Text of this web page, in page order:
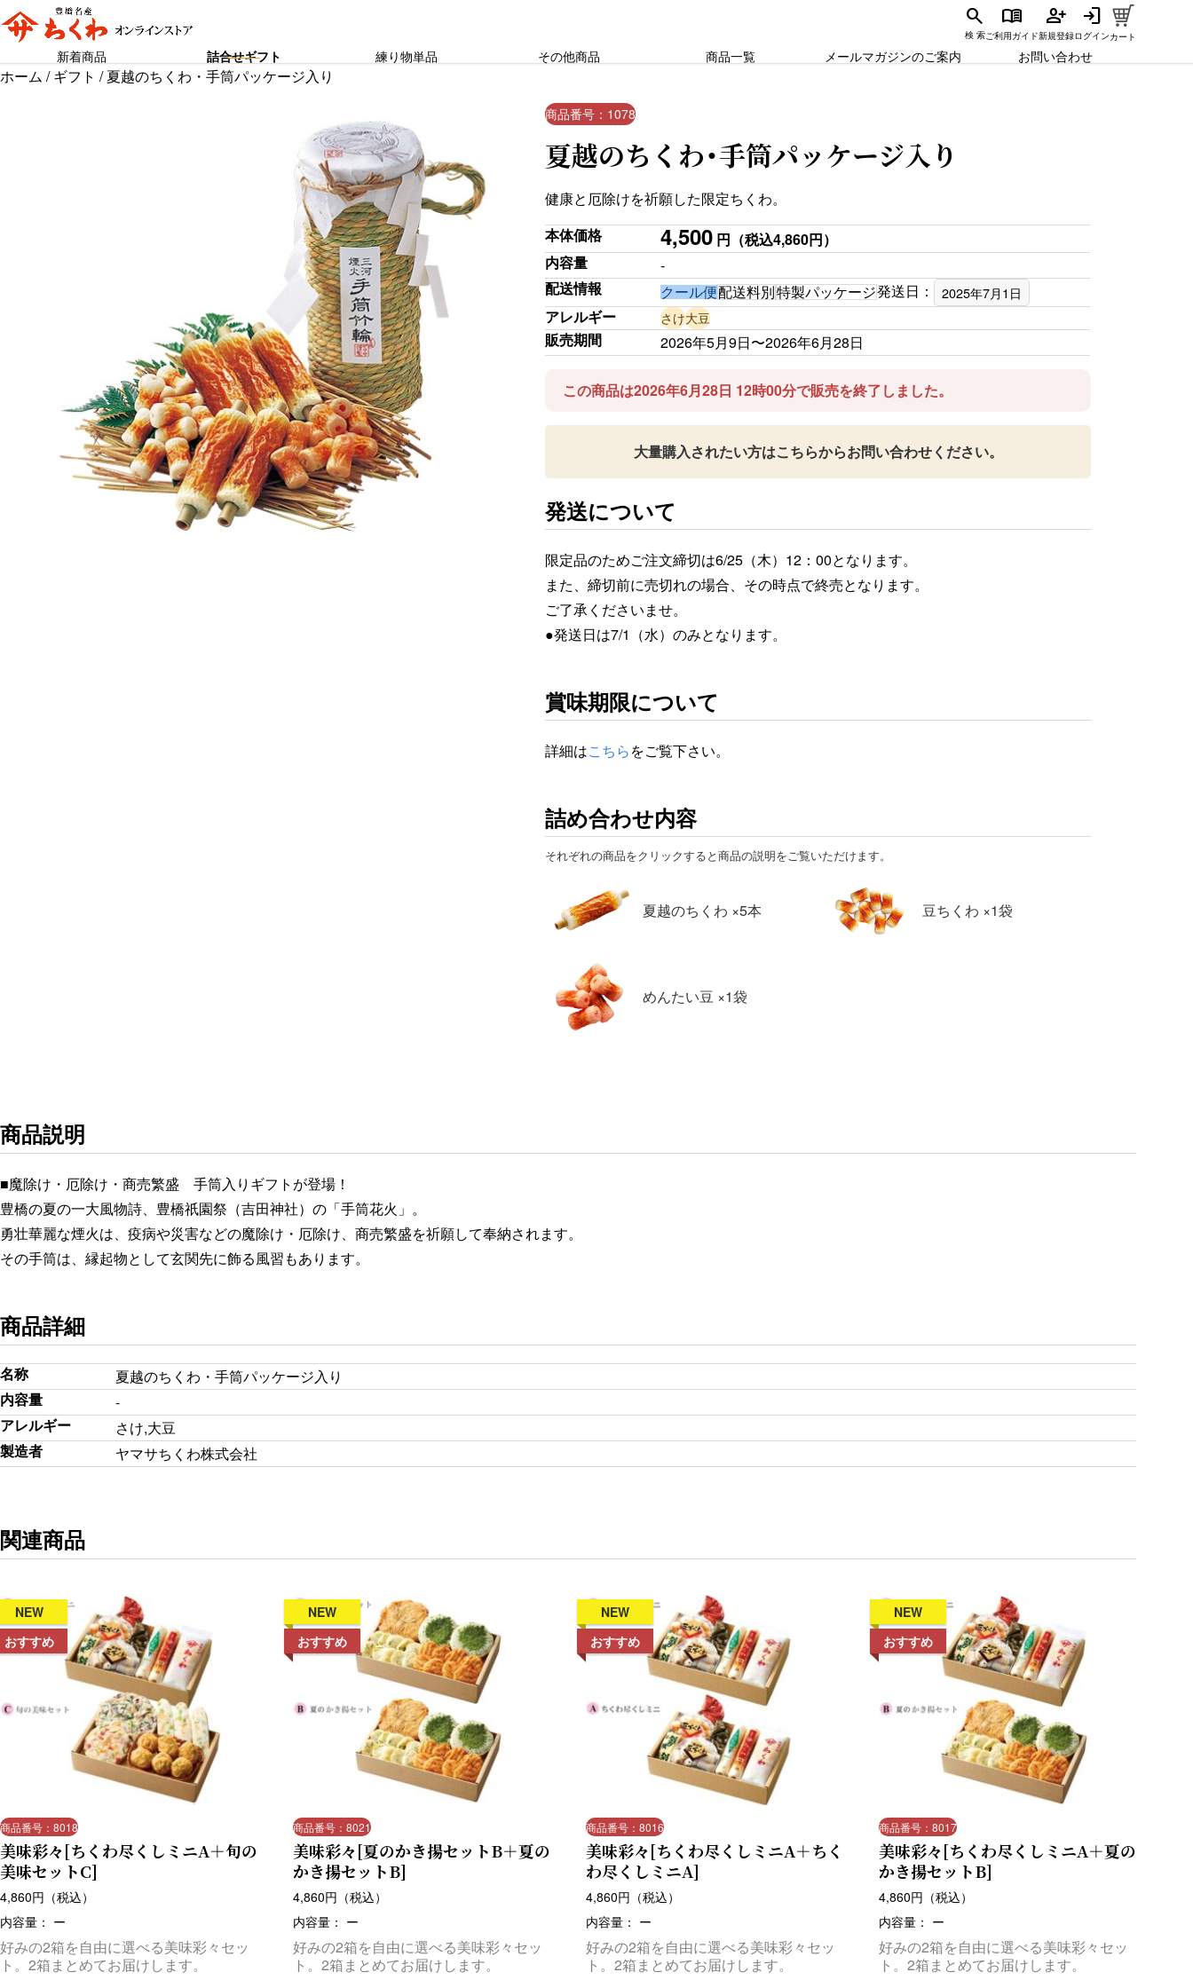
search
検 索
menu_book
ご利用ガイド
person_add
新規登録
login
ログインカート
新着商品 詰合せギフト 練り物単品 その他商品 商品一覧 メールマガジンのご案内 お問い合わせ
ホーム /ギフト / 夏越のちくわ・手筒パッケージ入り
商品番号：1078
夏越のちくわ・手筒パッケージ入り
健康と厄除けを祈願した限定ちくわ。
本体価格
4,500 円 （税込4,860円）
内容量
-
配送情報
クール便配送料別特製パッケージ発送日： 2025年7月1日
アレルギー さけ大豆
販売期間 2026年5月9日〜2026年6月28日
この商品は2026年6月28日 12時00分で販売を終了しました。
大量購入されたい方はこちらからお問い合わせください。
発送について
限定品のためご注文締切は6/25（木）12：00となります。
また、締切前に売切れの場合、その時点で終売となります。
ご了承くださいませ。
●発送日は7/1（水）のみとなります。
賞味期限について
詳細はこちらをご覧下さい。
詰め合わせ内容
それぞれの商品をクリックすると商品の説明をご覧いただけます。
夏越のちくわ ×5本 豆ちくわ ×1袋
めんたい豆 ×1袋
商品説明
■魔除け・厄除け・商売繁盛 手筒入りギフトが登場！
豊橋の夏の一大風物詩、豊橋祇園祭（吉田神社）の「手筒花火」。
勇壮華麗な煙火は、疫病や災害などの魔除け・厄除け、商売繁盛を祈願して奉納されます。
その手筒は、縁起物として玄関先に飾る風習もあります。
商品詳細
名称
夏越のちくわ・手筒パッケージ入り
内容量
-
アレルギー
さけ,大豆
製造者
ヤマサちくわ株式会社
関連商品
NEW
おすすめ
商品番号：8018
美味彩々[ちくわ尽くしミニA＋旬の
美味セットC]
4,860円（税込）
内容量： ー
好みの2箱を自由に選べる美味彩々セッ
ト。2箱まとめてお届けします。
NEW
おすすめ
商品番号：8021
美味彩々[夏のかき揚セットB＋夏の
かき揚セットB]
4,860円（税込）
内容量： ー
好みの2箱を自由に選べる美味彩々セッ
ト。2箱まとめてお届けします。
NEW
おすすめ
商品番号：8016
美味彩々[ちくわ尽くしミニA＋ちく
わ尽くしミニA]
4,860円（税込）
内容量： ー
好みの2箱を自由に選べる美味彩々セッ
ト。2箱まとめてお届けします。
NEW
おすすめ
商品番号：8017
美味彩々[ちくわ尽くしミニA＋夏の
かき揚セットB]
4,860円（税込）
内容量： ー
好みの2箱を自由に選べる美味彩々セッ
ト。2箱まとめてお届けします。